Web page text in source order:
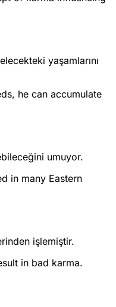
yaşamlarını
he can accumulate
umuyor.
in many Eastern
işlemiştir.
in bad karma.